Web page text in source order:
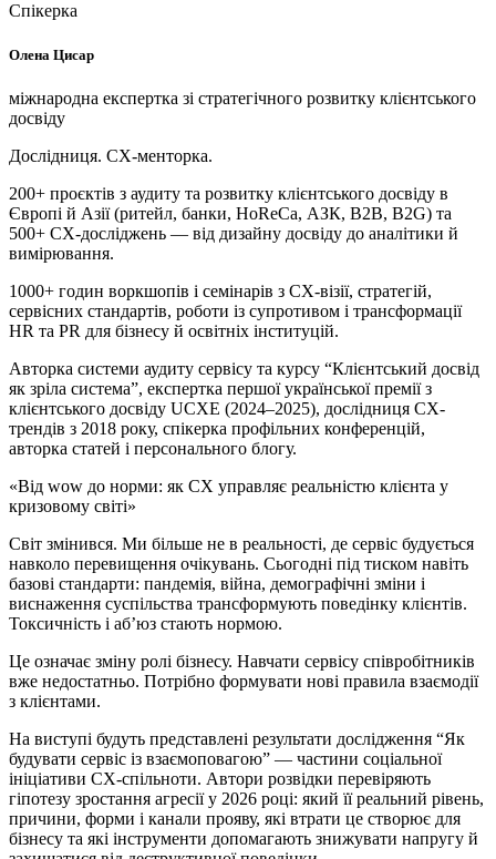
Спікерка
Олена Цисар
міжнародна експертка зі стратегічного розвитку клієнтського
досвіду
Дослідниця. СХ-менторка.
200+ проєктів з аудиту та розвитку клієнтського досвіду в
Європі й Азії (ритейл, банки, HoReCa, АЗК, B2B, B2G) та
500+ CX-досліджень — від дизайну досвіду до аналітики й
вимірювання.
1000+ годин воркшопів і семінарів з CX-візії, стратегій,
сервісних стандартів, роботи із супротивом і трансформації
HR та PR для бізнесу й освітніх інституцій.
Авторка системи аудиту сервісу та курсу “Клієнтський досвід
як зріла система”, експертка першої української премії з
клієнтського досвіду UCXE (2024–2025), дослідниця CX-
трендів з 2018 року, спікерка профільних конференцій,
авторка статей і персонального блогу.
«Від wow до норми: як CX управляє реальністю клієнта у
кризовому світі»
Світ змінився. Ми більше не в реальності, де сервіс будується
навколо перевищення очікувань. Сьогодні під тиском навіть
базові стандарти: пандемія, війна, демографічні зміни і
виснаження суспільства трансформують поведінку клієнтів.
Токсичність і абʼюз стають нормою.
Це означає зміну ролі бізнесу. Навчати сервісу співробітників
вже недостатньо. Потрібно формувати нові правила взаємодії
з клієнтами.
На виступі будуть представлені результати дослідження “Як
будувати сервіс із взаємоповагою” — частини соціальної
ініціативи CX-спільноти. Автори розвідки перевіряють
гіпотезу зростання агресії у 2026 році: який її реальний рівень,
причини, форми і канали прояву, які втрати це створює для
бізнесу та які інструменти допомагають знижувати напругу й